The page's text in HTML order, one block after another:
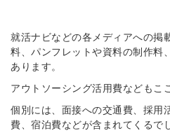
就活ナビなどの各メディアへの掲
料、パンフレットや資料の制作料
あります。
アウトソーシング活用費などもこ
個別には、面接への交通費、採用
費、宿泊費などが含まれてくるで